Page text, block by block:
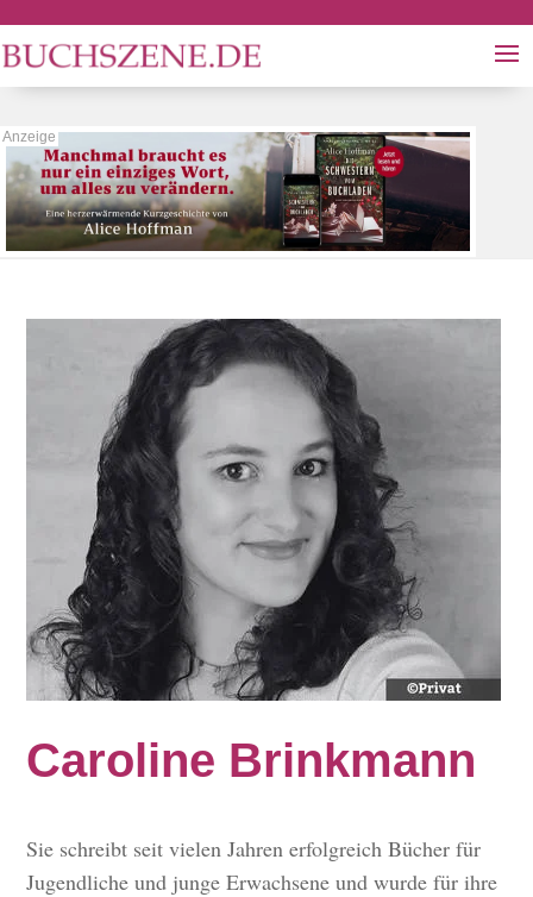
Caroline Brinkmann
Sie schreibt seit vielen Jahren erfolgreich Bücher für
Jugendliche und junge Erwachsene und wurde für ihre